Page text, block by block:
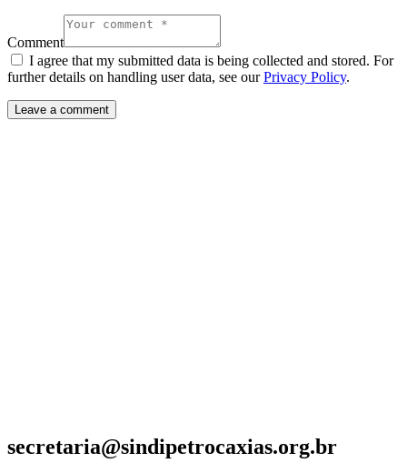
Comment
I agree that my submitted data is being collected and stored. For
further details on handling user data, see ourPrivacy Policy.
secretaria@sindipetrocaxias.org.br